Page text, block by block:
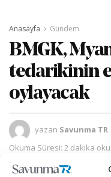
Anasayfa Gündem
BMGK,
tedarikinin
oylayacak
yazan Savunma TR
Okuma Süresi: 2 dakika